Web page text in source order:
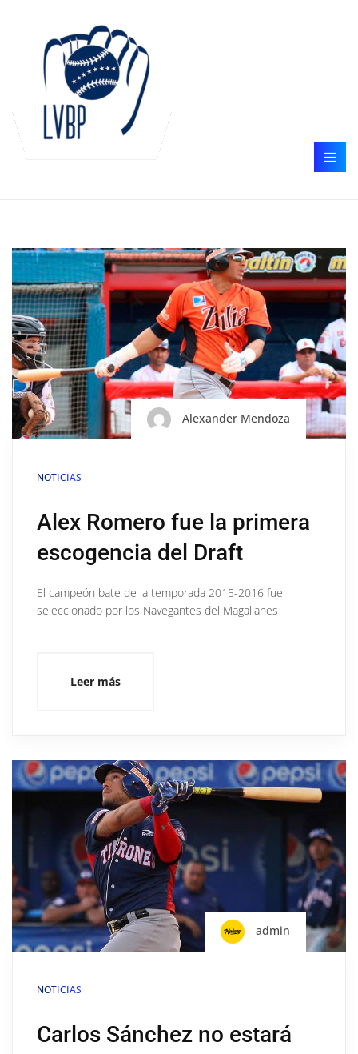
Alexander Mendoza
NOTICIAS
Alex Romero fue la primera
escogencia del Draft
El campeón bate de la temporada 2015-2016 fue
seleccionado por los Navegantes del Magallanes
Leer más
admin
NOTICIAS
Carlos Sánchez no estará